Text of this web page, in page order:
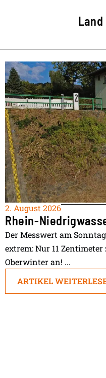
2. August 2026
Rhein-
Der Messwert am
extrem: Nur 11 Zentimeter
Oberwinter an! ...
ARTIKEL